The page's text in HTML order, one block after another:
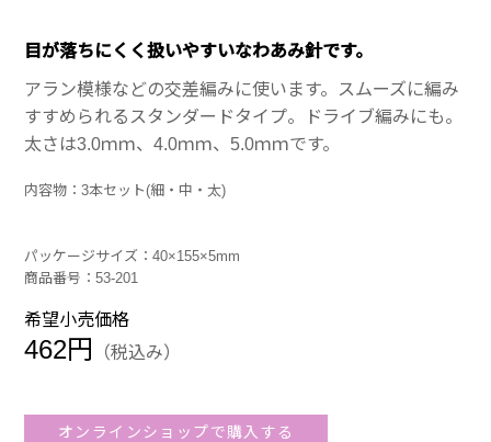
目が落ちにくく扱いやすいなわあみ針です。
アラン模様などの交差編みに使います。スムーズに編み
すすめられるスタンダードタイプ。ドライブ編みにも。
太さは3.0ｍｍ、4.0ｍｍ、5.0ｍｍです。
内容物：3本セット(細・中・太)
パッケージサイズ：40×155×5mm
商品番号：53-201
希望小売価格
462円 （税込み）
オンラインショップで購入する